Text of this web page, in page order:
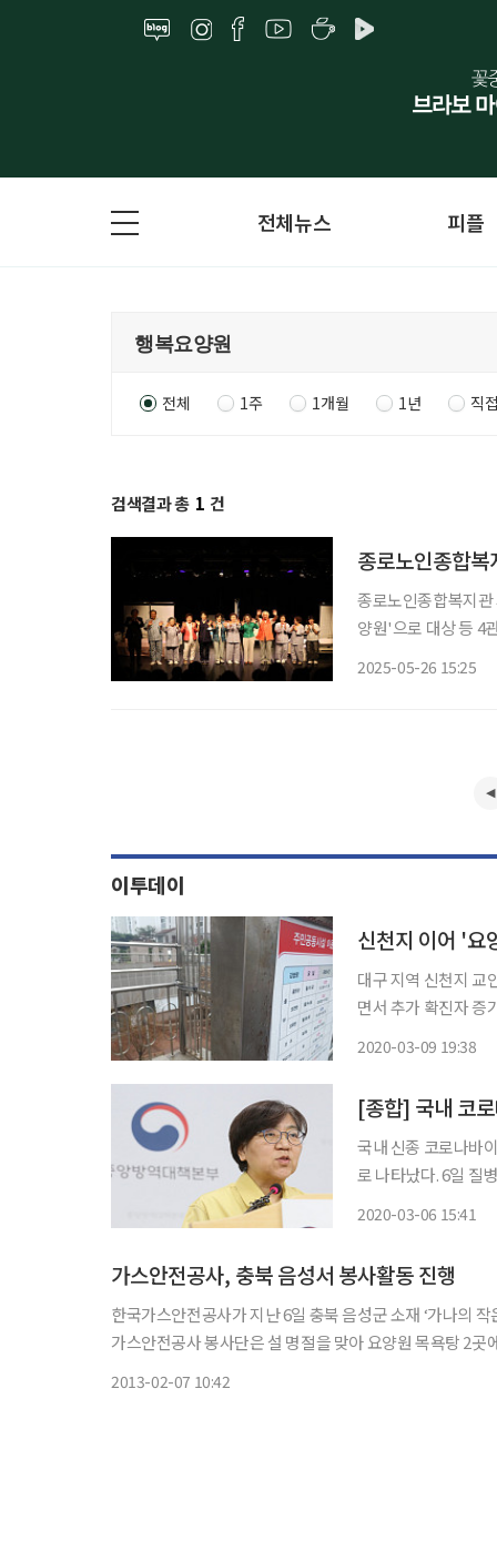
전체뉴스 피플
전체 1주 1개월 1년 직
검색결과 총 1 건
종로노인종합복지관
양원'으로 대상 등 4관왕
2025-05-26 15:25
이투데이
대구 지역 신천지 교
면서 추가 확진자 증
2020-03-09 19:38
[종합] 국내 코
국내 신종 코로나바
로 나타났다. 6일 질병관리본부 중앙방역대책본부(방대본)는 이날까지 코로나19 누적 확진
2020-03-06 15:41
가스안전공사, 충북 음성서 봉사활동 진행
한국가스안전공사가 지난 6일 충북 음성군 소재 ‘가나의
가스안전공사 봉사단은 설 명절을 맞아 요양원 목욕탕 2
2013-02-07 10:42